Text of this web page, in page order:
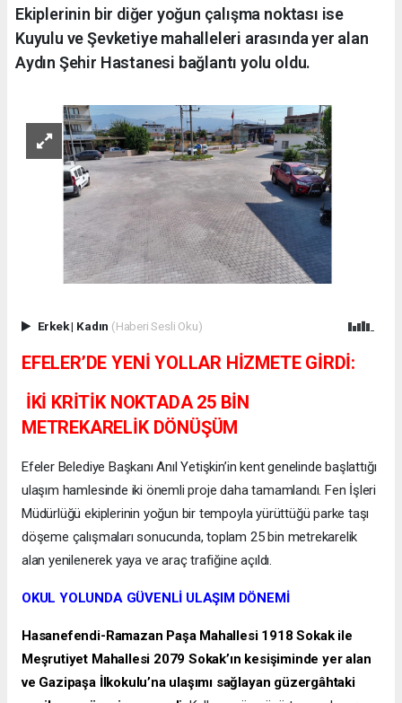
Ekiplerinin bir diğer yoğun çalışma noktası ise
Kuyulu ve Şevketiye mahalleleri arasında yer alan
Aydın Şehir Hastanesi bağlantı yolu oldu.
Erkek| Kadın (Haberi Sesli Oku)
EFELER’DE YENİ YOLLAR HİZMETE GİRDİ:
İKİ KRİTİK NOKTADA 25 BİN
METREKARELİK DÖNÜŞÜM
Efeler Belediye Başkanı Anıl Yetişkin’in kent genelinde başlattığı
ulaşım hamlesinde iki önemli proje daha tamamlandı. Fen İşleri
Müdürlüğü ekiplerinin yoğun bir tempoyla yürüttüğü parke taşı
döşeme çalışmaları sonucunda, toplam 25 bin metrekarelik
alan yenilenerek yaya ve araç trafiğine açıldı.
OKUL YOLUNDA GÜVENLİ ULAŞIM DÖNEMİ
Hasanefendi-Ramazan Paşa Mahallesi 1918 Sokak ile
Meşrutiyet Mahallesi 2079 Sokak’ın kesişiminde yer alan
ve Gazipaşa İlkokulu’na ulaşımı sağlayan güzergâhtaki